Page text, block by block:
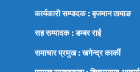
कार्यकारी सम्पादक : बृजमान तामाङ
सह सम्पादक : डम्बर राई
समाचार प्रमुख : खगेन्द्र कार्की